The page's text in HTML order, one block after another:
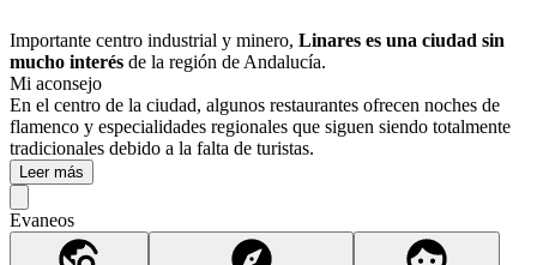
Importante centro industrial y minero, Linares es una ciudad sin
mucho interés de la región de Andalucía.
Mi aconsejo
En el centro de la ciudad, algunos restaurantes ofrecen noches de
flamenco y especialidades regionales que siguen siendo totalmente
tradicionales debido a la falta de turistas.
Leer más
Evaneos